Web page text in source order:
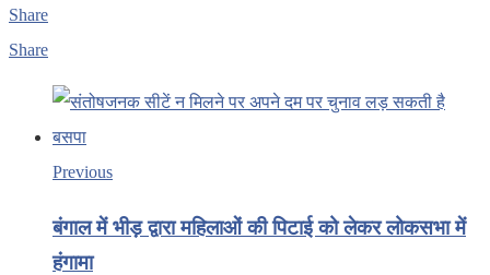
Share
Share
Previous
बंगाल में भीड़ द्वारा महिलाओं की पिटाई को लेकर लोकसभा में
हंगामा